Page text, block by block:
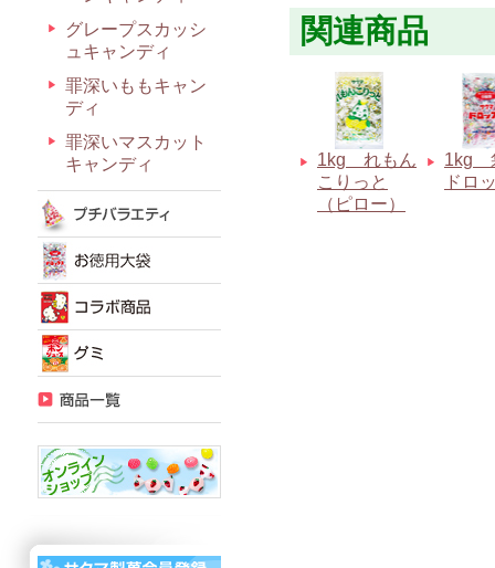
グレープスカッシ
ュキャンディ
罪深いももキャン
ディ
罪深いマスカット
キャンディ
関連商品
1kg れもん
こりっと
（ピロー）
1kg
ドロ